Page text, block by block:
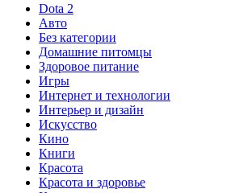
Dota 2
Авто
Без категории
Домашние питомцы
Здоровое питание
Игры
Интернет и технологии
Интерьер и дизайн
Искусство
Кино
Книги
Красота
Красота и здоровье